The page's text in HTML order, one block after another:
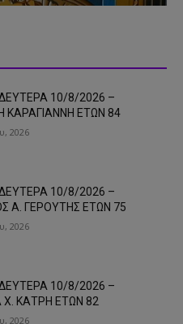
10/8/2026 –
ΚΑΡΑΓΙΑΝΝΗ ΕΤΩΝ 84
2026
10/8/2026 –
Α. ΓΕΡΟΥΤΗΣ ΕΤΩΝ 75
2026
10/8/2026 –
ΚΑΤΡΗ ΕΤΩΝ 82
2026